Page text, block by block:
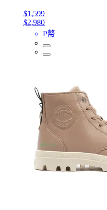
$1,599
$2,980
P幣